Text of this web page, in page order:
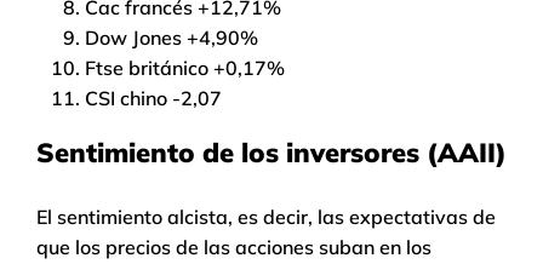
Cac francés +12,71%
Dow Jones +4,90%
Ftse británico +0,17%
CSI chino -2,07
Sentimiento de los inversores (AAII)
El sentimiento alcista, es decir, las expectativas de
que los precios de las acciones suban en los